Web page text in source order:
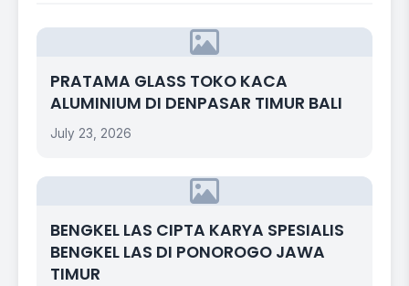
PRATAMA GLASS TOKO KACA
ALUMINIUM DI DENPASAR TIMUR BALI
July 23, 2026
BENGKEL LAS CIPTA KARYA SPESIALIS
BENGKEL LAS DI PONOROGO JAWA
TIMUR